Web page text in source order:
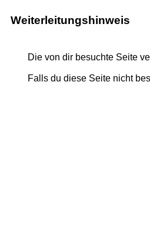
Weiterleitungshinweis
Die von dir besuchte Seite
Falls du diese Seite nicht